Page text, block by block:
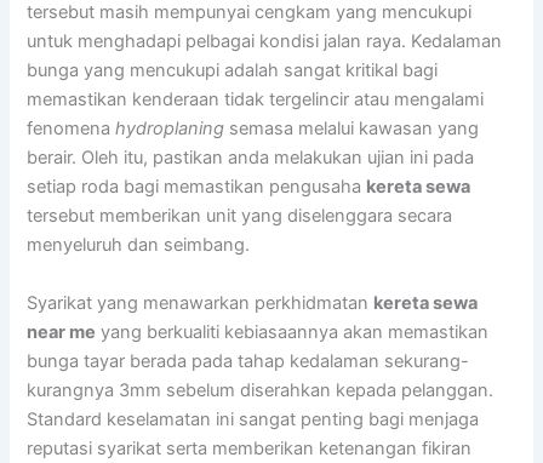
tersebut masih mempunyai cengkam yang mencukupi
untuk menghadapi pelbagai kondisi jalan raya. Kedalaman
bunga yang mencukupi adalah sangat kritikal bagi
memastikan kenderaan tidak tergelincir atau mengalami
fenomenahydroplaning semasa melalui kawasan yang
berair. Oleh itu, pastikan anda melakukan ujian ini pada
setiap roda bagi memastikan pengusaha kereta sewa
tersebut memberikan unit yang diselenggara secara
menyeluruh dan seimbang.
Syarikat yang menawarkan perkhidmatan kereta sewa
near me yang berkualiti kebiasaannya akan memastikan
bunga tayar berada pada tahap kedalaman sekurang-
kurangnya 3mm sebelum diserahkan kepada pelanggan.
Standard keselamatan ini sangat penting bagi menjaga
reputasi syarikat serta memberikan ketenangan fikiran